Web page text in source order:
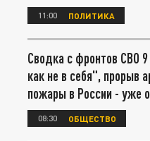
11:00 ПОЛИТИКА
Сводка с фронтов СВО
как не в себя", прорыв
пожары в России - уже
08:30 ОБЩЕСТВО